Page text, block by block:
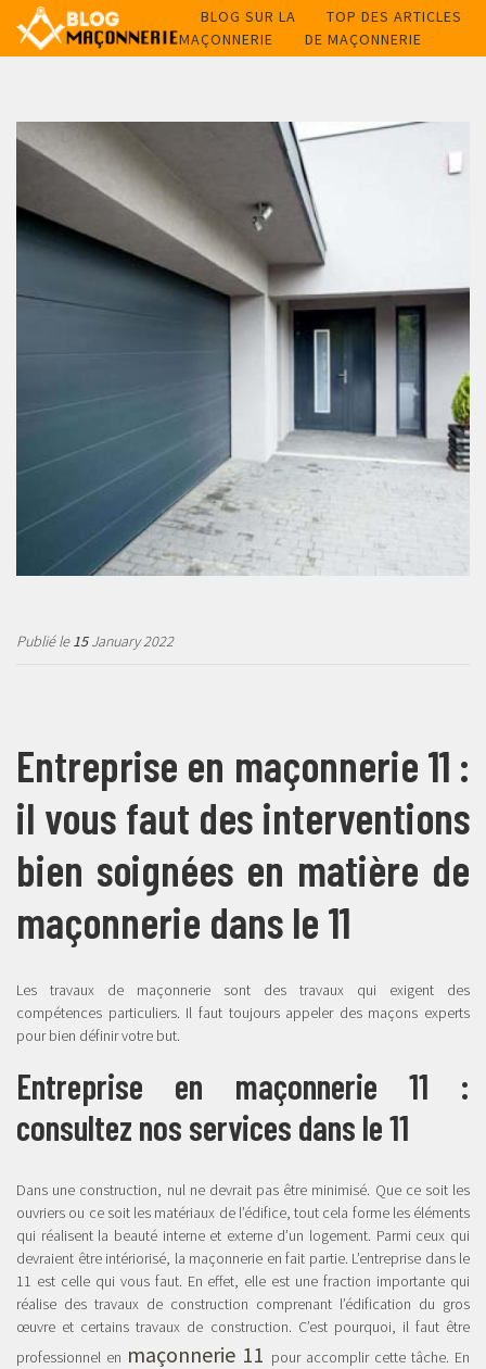
BLOG SUR LA
MAÇONNERIE
TOP DES ARTICLES
DE MAÇONNERIE
Publié le15January 2022
Entreprise en maçonnerie 11 :
il vous faut des interventions
bien soignées en matière de
maçonnerie dans le 11
Les travaux de maçonnerie sont des travaux qui exigent des
compétences particuliers. Il faut toujours appeler des maçons experts
pour bien définir votre but.
Entreprise en maçonnerie 11 :
consultez nos services dans le 11
Dans une construction, nul ne devrait pas être minimisé. Que ce soit les
ouvriers ou ce soit les matériaux de l’édifice, tout cela forme les éléments
qui réalisent la beauté interne et externe d’un logement. Parmi ceux qui
devraient être intériorisé, la maçonnerie en fait partie. L’entreprise dans le
11 est celle qui vous faut. En effet, elle est une fraction importante qui
réalise des travaux de construction comprenant l’édification du gros
œuvre et certains travaux de construction. C’est pourquoi, il faut être
professionnel en maçonnerie 11 pour accomplir cette tâche. En